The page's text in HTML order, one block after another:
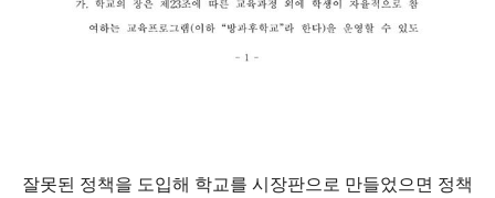
잘못된 정책을 도입해 학교를 시장판으로 만들었으면 정책